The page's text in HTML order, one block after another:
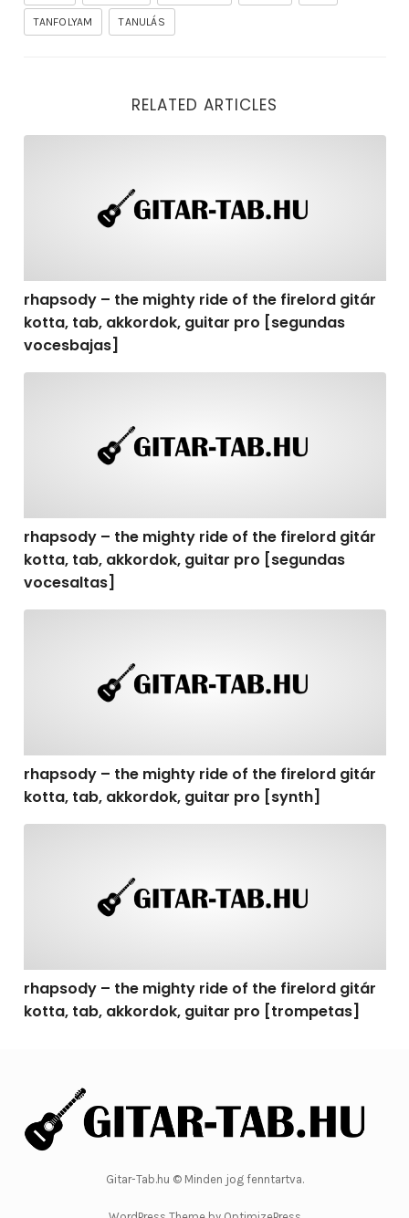
TANFOLYAM TANULÁS
RELATED ARTICLES
rhapsody – the mighty ride of the firelord gitár
kotta, tab, akkordok, guitar pro [segundas
vocesbajas]
rhapsody – the mighty ride of the firelord gitár
kotta, tab, akkordok, guitar pro [segundas
vocesaltas]
rhapsody – the mighty ride of the firelord gitár
kotta, tab, akkordok, guitar pro [synth]
rhapsody – the mighty ride of the firelord gitár
kotta, tab, akkordok, guitar pro [trompetas]
Gitar-Tab.hu © Minden jog fenntartva.